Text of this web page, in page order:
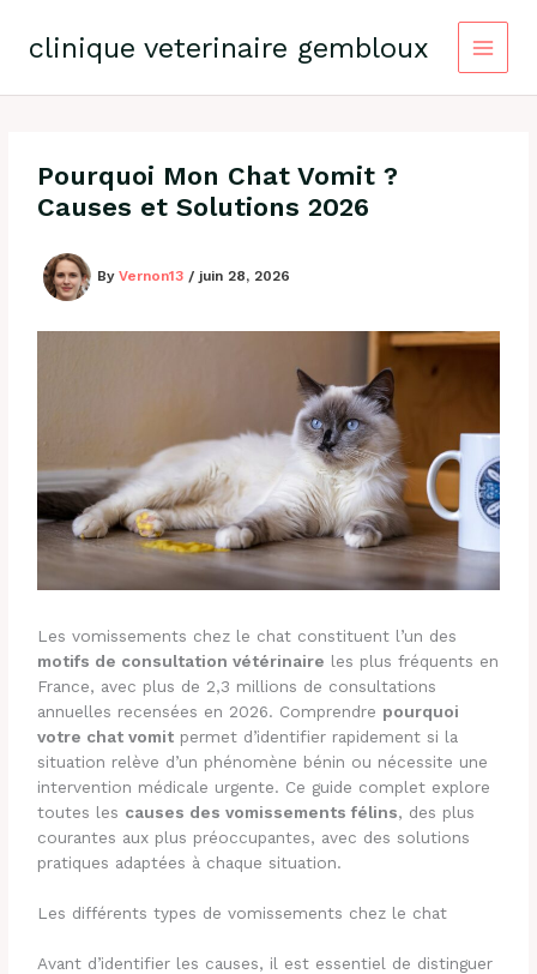
contentclinique veterinaire gembloux
Pourquoi Mon Chat Vomit ?
Causes et Solutions 2026
ByVernon13 / juin 28, 2026
Les vomissements chez le chat constituent l’un des
motifs de consultation vétérinaire les plus fréquents en
France, avec plus de 2,3 millions de consultations
annuelles recensées en 2026. Comprendre pourquoi
votre chat vomit permet d’identifier rapidement si la
situation relève d’un phénomène bénin ou nécessite une
intervention médicale urgente. Ce guide complet explore
toutes les causes des vomissements félins, des plus
courantes aux plus préoccupantes, avec des solutions
pratiques adaptées à chaque situation.
Les différents types de vomissements chez le chat
Avant d’identifier les causes, il est essentiel de distinguer